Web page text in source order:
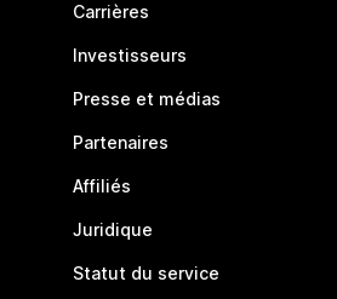
Carrières
Investisseurs
Presse et médias
Partenaires
Affiliés
Juridique
Statut du service